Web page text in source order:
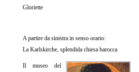
Gloriette
A partire da sinistra in senso orario:
La Karlskirche, splendida chiesa barocca
Il museo del